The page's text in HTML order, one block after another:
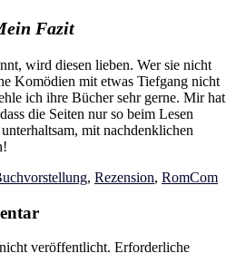
Fazit
wird diesen lieben. Wer sie nicht
Komödien mit etwas Tiefgang nicht
ich ihre Bücher sehr gerne. Mir hat
die Seiten nur so beim Lesen
mit nachdenklichen
, Rezension, RomCom
veröffentlicht. Erforderliche